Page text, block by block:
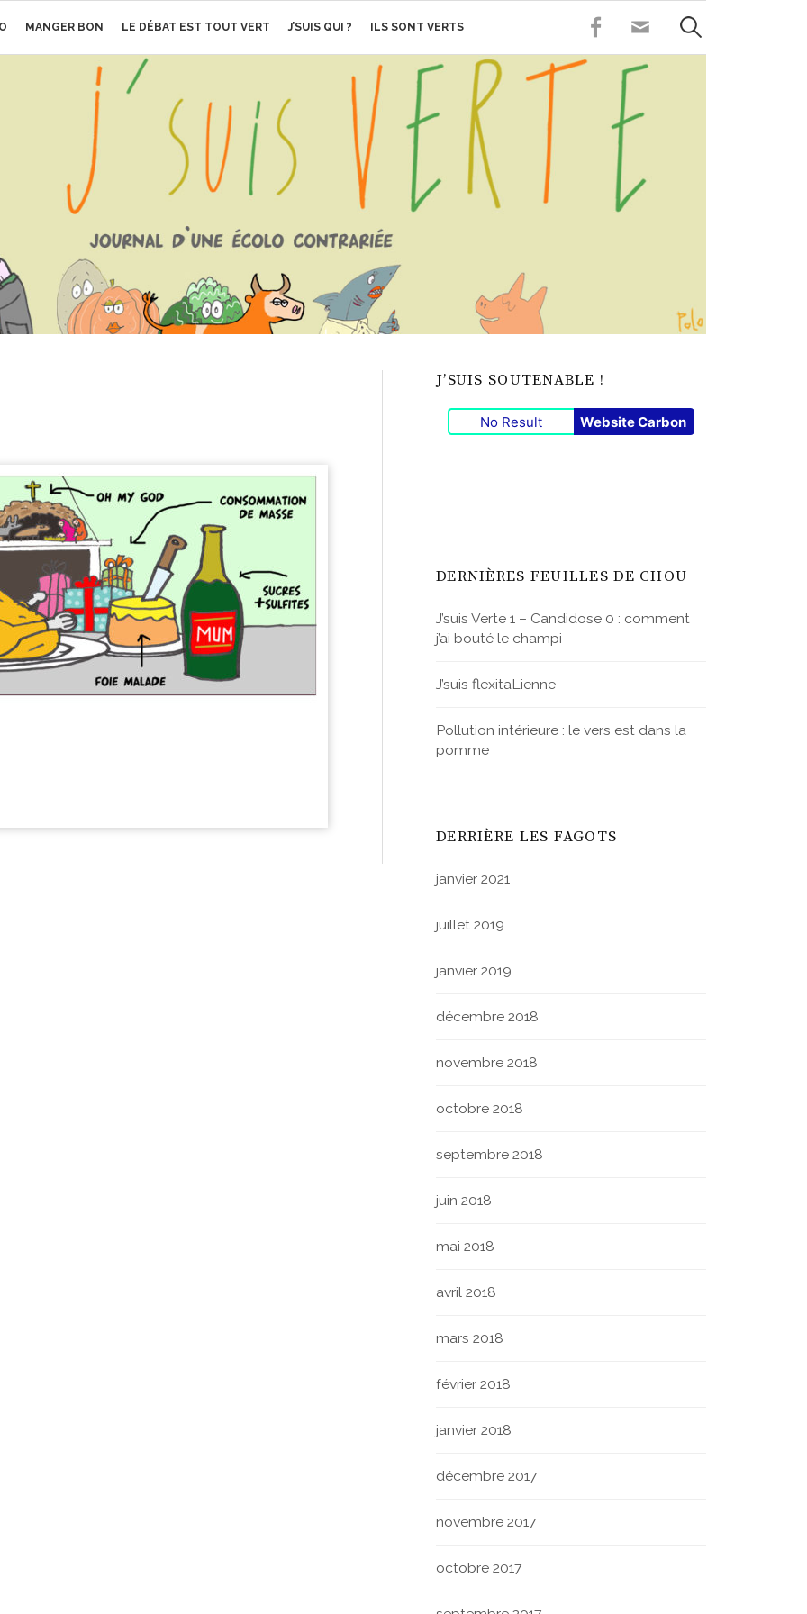
MANGER BON LE DÉBAT EST TOUT VERT J’SUIS QUI ? ILS SONT VERTS FACEBOOKCONTACT
Rechercher :
J’SUIS SOUTENABLE !
No Result Website Carbon
DERNIÈRES FEUILLES DE CHOU
J’suis Verte 1 – Candidose 0 : comment
j’ai bouté le champi
J’suis flexitaLienne
Pollution intérieure : le vers est dans la
pomme
DERRIÈRE LES FAGOTS
janvier 2021
juillet 2019
janvier 2019
décembre 2018
novembre 2018
octobre 2018
septembre 2018
juin 2018
mai 2018
avril 2018
mars 2018
février 2018
janvier 2018
décembre 2017
novembre 2017
octobre 2017